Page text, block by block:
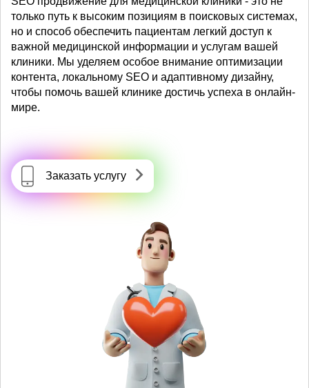
только путь к высоким позициям в поисковых системах,
но и способ обеспечить пациентам легкий доступ к
важной медицинской информации и услугам вашей
клиники. Мы уделяем особое внимание оптимизации
контента, локальному SEO и адаптивному дизайну,
чтобы помочь вашей клинике достичь успеха в онлайн-
мире.
Заказать услугу